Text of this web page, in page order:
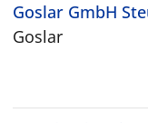
Goslar GmbH
Goslar